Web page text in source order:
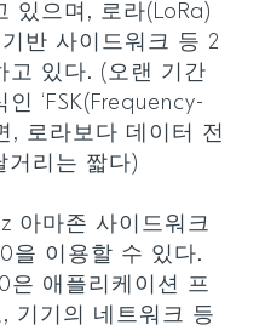
있으며, 로라(LoRa)
반 사이드워크 등 2
고 있다. (오랜 기간
‘FSK(Frequency-
, 로라보다 데이터 전
거리는 짧다)
아마존 사이드워크
을 이용할 수 있다.
은 애플리케이션 프
기기의 네트워크 등